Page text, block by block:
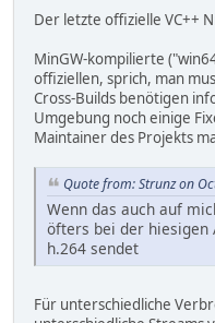
Der letzte offizielle VC++
MinGW-kompilierte
offiziellen, sprich, man
Cross-Builds benötigen
Umgebung noch einige
Maintainer des Projekts
Quote from: Strunz on
Wenn das auch auf
öfters bei der hiesigen
h.264 sendet
Für unterschiedliche